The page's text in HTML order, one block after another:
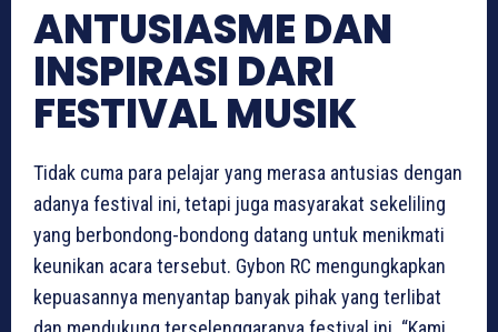
ANTUSIASME DAN
INSPIRASI DARI
FESTIVAL MUSIK
Tidak cuma para pelajar yang merasa antusias dengan
adanya festival ini, tetapi juga masyarakat sekeliling
yang berbondong-bondong datang untuk menikmati
keunikan acara tersebut. Gybon RC mengungkapkan
kepuasannya menyantap banyak pihak yang terlibat